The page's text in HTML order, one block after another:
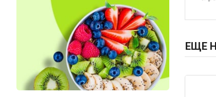
ЕЩЕ
Код: 3867